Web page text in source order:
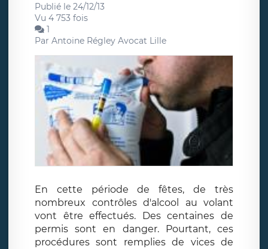
Publié le 24/12/13
Vu 4 753 fois
1
Par Antoine Régley Avocat Lille
En cette période de fêtes, de très
nombreux contrôles d'alcool au volant
vont être effectués. Des centaines de
permis sont en danger. Pourtant, ces
procédures sont remplies de vices de